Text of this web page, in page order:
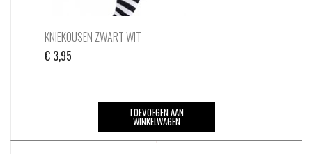
KNIEKOUSEN ZWART WIT
€ 3,95
TOEVOEGEN AAN
WINKELWAGEN